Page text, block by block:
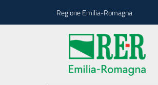
Regione Emilia-Romagna